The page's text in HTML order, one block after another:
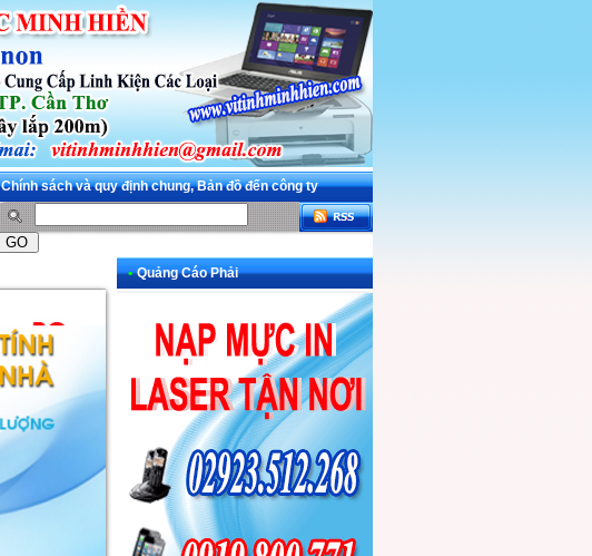
Chính sách và quy định chung, Bản đồ đến công ty
• Quảng Cáo Phải